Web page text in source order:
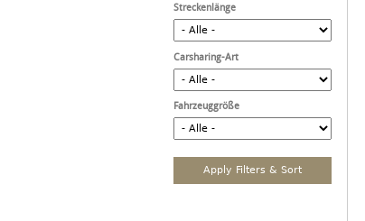
Streckenlänge
Carsharing-Art
Fahrzeuggröße